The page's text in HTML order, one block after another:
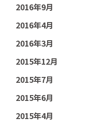
2016年9月
2016年4月
2016年3月
2015年12月
2015年7月
2015年6月
2015年4月